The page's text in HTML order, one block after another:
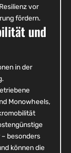
vor
fördern.
und
in der
Monowheels,
besonders
können die